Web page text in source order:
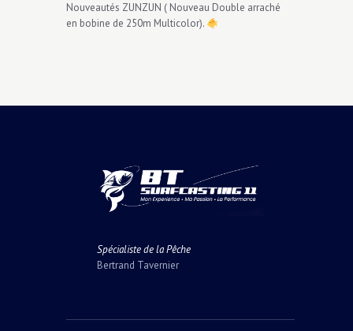
Nouveautés ZUNZUN ( Nouveau Double arraché
en bobine de 250m Multicolor).
Spécialiste de la Pêche
Bertrand Tavernier